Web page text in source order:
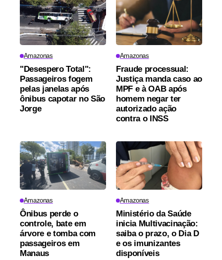
Amazonas
"Desespero Total":
Passageiros fogem
pelas janelas após
ônibus capotar no São
Jorge
Amazonas
Fraude processual:
Justiça manda caso ao
MPF e à OAB após
homem negar ter
autorizado ação
contra o INSS
Amazonas
Ônibus perde o
controle, bate em
árvore e tomba com
passageiros em
Manaus
Amazonas
Ministério da Saúde
inicia Multivacinação:
saiba o prazo, o Dia D
e os imunizantes
disponíveis